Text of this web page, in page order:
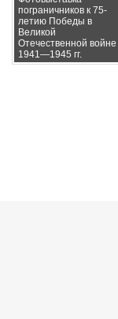
пограничников к 75-
летию Победы в
Великой
Отечественной войне
1941—1945 гг.